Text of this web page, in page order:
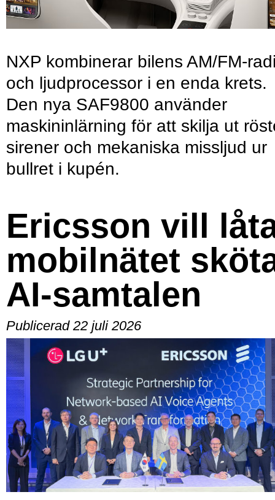
NXP kombinerar bilens AM/FM-
och ljudprocessor i en enda krets.
Den nya SAF9800 använder
maskininlärning för att skilja ut
sirener och mekaniska missljud ur
bullret i kupén.
Ericsson vill
mobilnätet
AI-samtalen
Publicerad 22 juli 2026